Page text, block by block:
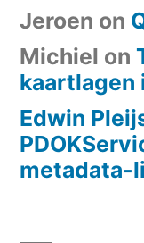
Jeroen on
Michiel on
kaartlagen
Edwin
metadata-